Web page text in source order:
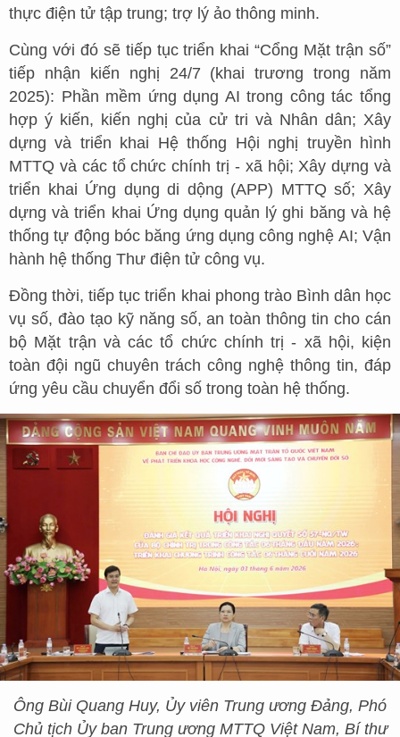
thực điện tử tập trung; trợ lý ảo thông minh.
Cùng với đó sẽ tiếp tục triển khai “Cổng Mặt trận số”
tiếp nhận kiến nghị 24/7 (khai trương trong năm
2025): Phần mềm ứng dụng AI trong công tác tổng
hợp ý kiến, kiến nghị của cử tri và Nhân dân; Xây
dựng và triển khai Hệ thống Hội nghị truyền hình
MTTQ và các tổ chức chính trị - xã hội; Xây dựng và
triển khai Ứng dụng di dộng (APP) MTTQ số; Xây
dựng và triển khai Ứng dụng quản lý ghi băng và hệ
thống tự động bóc băng ứng dụng công nghệ AI; Vận
hành hệ thống Thư điện tử công vụ.
Đồng thời, tiếp tục triển khai phong trào Bình dân học
vụ số, đào tạo kỹ năng số, an toàn thông tin cho cán
bộ Mặt trận và các tổ chức chính trị - xã hội, kiện
toàn đội ngũ chuyên trách công nghệ thông tin, đáp
ứng yêu cầu chuyển đổi số trong toàn hệ thống.
Ông Bùi Quang Huy, Ủy viên Trung ương Đảng, Phó
Chủ tịch Ủy ban Trung ương MTTQ Việt Nam, Bí thư